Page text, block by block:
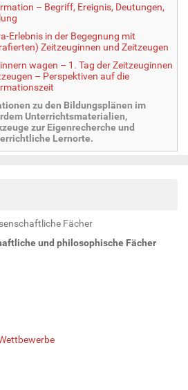
– Begriff, Ereignis, Deutungen,
Erlebnis in der Begegnung mit
Zeitzeuginnen und Zeitzeugen
wagen – 1. Tag der Zeitzeuginnen
– Perspektiven auf die
zu den Bildungsplänen im
Unterrichtsmaterialien,
zur Eigenrecherche und
Lernorte.
Fächer
und philosophische Fächer